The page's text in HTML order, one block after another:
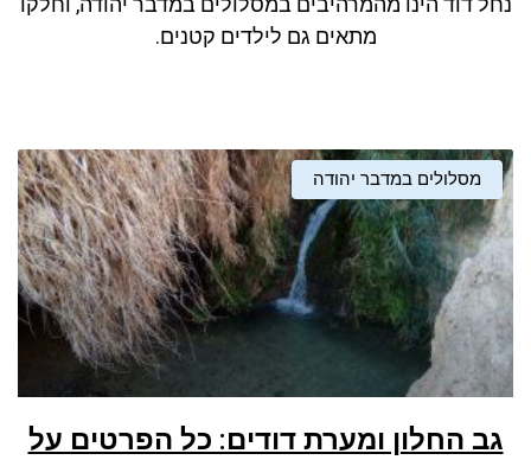
brightness_low ניגודיות כהה
סמן קישוריםמתאים גם לילדים קטנים.
מסלולים במדבר יהודה
גב החלון ומערת דודים: כל הפרטים על